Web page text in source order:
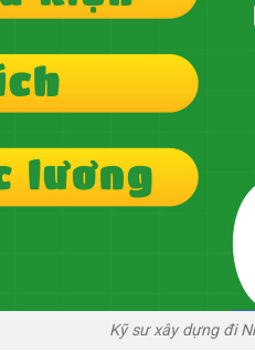
Kỹ sư xây dựng đi